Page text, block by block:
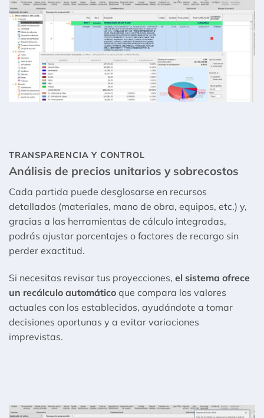
TRANSPARENCIA Y CONTROL
Análisis de precios unitarios y sobrecostos
Cada partida puede desglosarse en recursos
detallados (materiales, mano de obra, equipos, etc.) y,
gracias a las herramientas de cálculo integradas,
podrás ajustar porcentajes o factores de recargo sin
perder exactitud.
Si necesitas revisar tus proyecciones, el sistema ofrece
un recálculo automático que compara los valores
actuales con los establecidos, ayudándote a tomar
decisiones oportunas y a evitar variaciones
imprevistas.